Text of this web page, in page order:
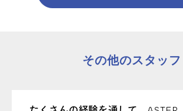
その他のスタッフ